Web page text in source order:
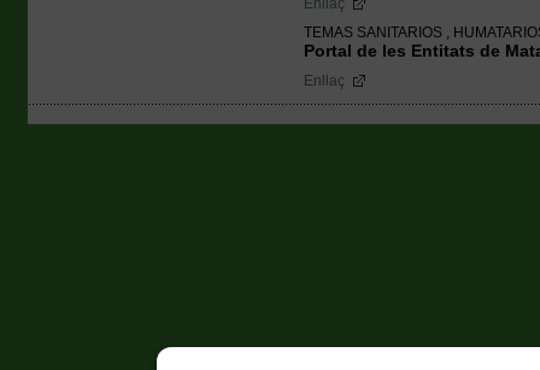
Enllaç
TEMAS SANITARIOS ,
Portal de les Entitats de
Enllaç